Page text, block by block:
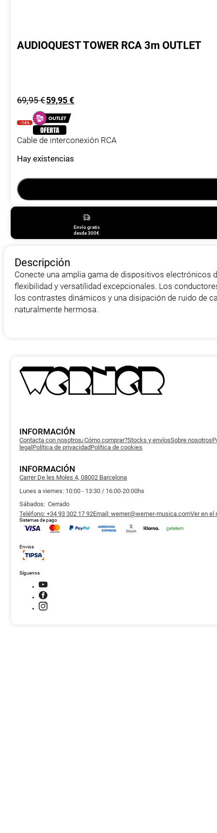
AUDIOQUEST TOWER RCA 3m OUTLET
69,95€El
original
era:
69,95 €.
59,95€El
59,95 €.
-14%
Cable de interconexión RCA
Hay existencias
Envío gratis
desde 300€
Descripción
Conecte una amplia gama de dispositivos electrónicos
flexibilidad y versatilidad excepcionales. Los
los contrastes dinámicos y una disipación de ruido de
naturalmente hermosa.
INFORMACIÓN
Contacta con nosotros¿Cómo comprar?Stocks y envíosSobre nosotros
legal Política de privacidadPolítica de cookies
INFORMACIÓN
Carrer De les Moles 4, 08002 Barcelona
Lunes a viernes: 10:00 - 13:30 / 16:00-20:00hs
Sábados: Cerrado
Teléfono: +34 93 302 17 92Email: werner@werner-musica.comVer en el
Sistemas de pago
Envios
Síguenos